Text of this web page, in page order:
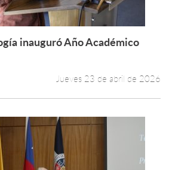
Leer más +
inauguró Año Académico
Jueves 23 de abril de 2026